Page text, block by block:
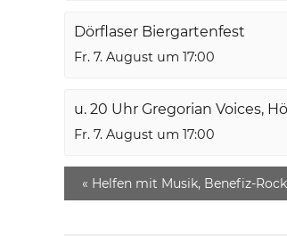
Dörflaser Biergartenfest
Fr. 7. August um 17:00
u. 20 Uhr Gregorian Voices,
Fr. 7. August um 17:00
« Helfen mit Musik, Benefiz-Rock